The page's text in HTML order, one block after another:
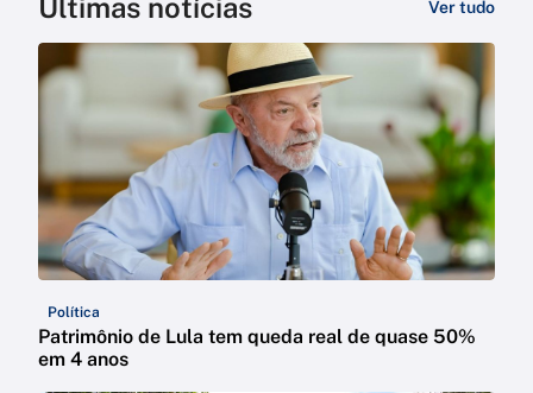
Últimas notícias Ver tudo
Política
Patrimônio de Lula tem queda real de quase 50%
em 4 anos